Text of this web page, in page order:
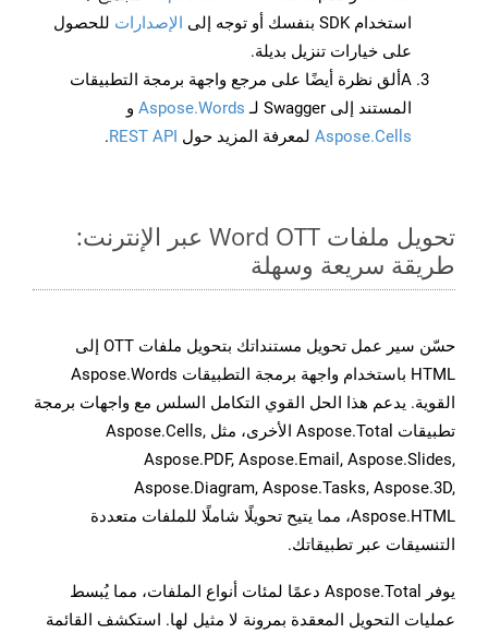
استخدام SDK بنفسك أو توجه إلى
الإصدارات للحصول
على خيارات تنزيل بديلة.
Aألق نظرة أيضًا على مرجع واجهة برمجة التطبيقات
المستند إلى Swagger لـ
Aspose.Words و
Aspose.Cells لمعرفة المزيد حول REST API
.
تحويل ملفات Word OTT عبر الإنترنت:
طريقة سريعة وسهلة
حسّن سير عمل تحويل مستنداتك بتحويل ملفات OTT إلى
HTML باستخدام واجهة برمجة التطبيقات Aspose.Words
القوية. يدعم هذا الحل القوي التكامل السلس مع واجهات برمجة
تطبيقات Aspose.Total الأخرى، مثل Aspose.Cells,
Aspose.PDF, Aspose.Email, Aspose.Slides,
Aspose.Diagram, Aspose.Tasks, Aspose.3D,
Aspose.HTML، مما يتيح تحويلًا شاملًا للملفات متعددة
التنسيقات عبر تطبيقاتك.
يوفر Aspose.Total دعمًا لمئات أنواع الملفات، مما يُبسط
عمليات التحويل المعقدة بمرونة لا مثيل لها. استكشف القائمة